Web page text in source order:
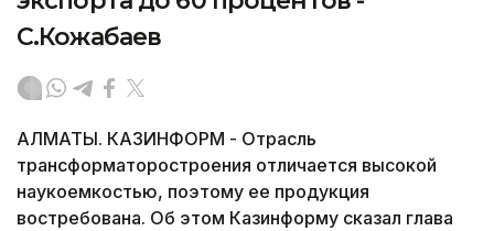
С.Кожабаев
АЛМАТЫ. КАЗИНФОРМ - Отрасль
трансформаторостроения отличается высокой
наукоемкостью, поэтому ее продукция
востребована. Об этом Казинформу сказал глава